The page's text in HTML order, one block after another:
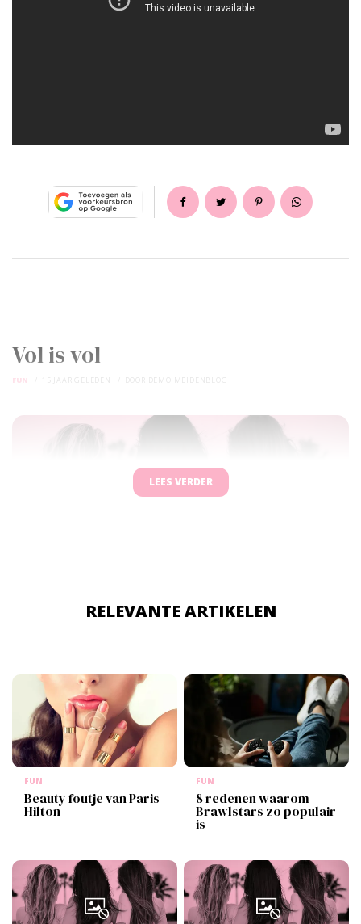
Vol is vol
FUN
LEES VERDER
RELEVANTE ARTIKELEN
FUN
Beauty foutje van Paris
Hilton
FUN
8 redenen waarom
Brawlstars zo populair
is